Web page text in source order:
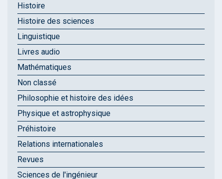
Histoire
Histoire des sciences
Linguistique
Livres audio
Mathématiques
Non classé
Philosophie et histoire des idées
Physique et astrophysique
Préhistoire
Relations internationales
Revues
Sciences de l'ingénieur